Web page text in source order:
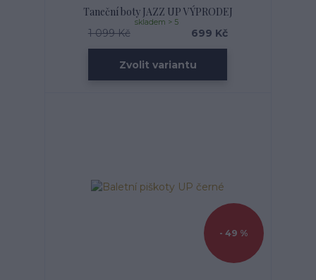
Taneční­ boty JAZZ UP VÝPRODEJ
1 099 Kč 699 Kč
skladem > 5
Zvolit variantu
- 49 %